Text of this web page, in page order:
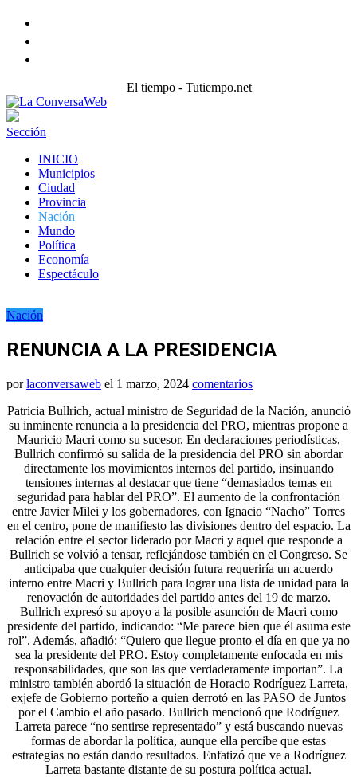
El tiempo - Tutiempo.net
Sección
INICIO
Municipios
Ciudad
Provincia
Nación
Mundo
Política
Economía
Espectáculo
Nación
RENUNCIA A LA PRESIDENCIA
porlaconversaweb el 1 marzo, 2024 comentarios
Patricia Bullrich, actual ministro de Seguridad de la Nación, anunció
su inminente renuncia a la presidencia del PRO, mientras propone a
Mauricio Macri como su sucesor. En declaraciones periodísticas,
Bullrich confirmó su salida de la presidencia del PRO sin abordar
directamente los movimientos internos del partido, insinuando
tensiones internas al destacar que tiene “demasiados temas en
seguridad para hablar del PRO”. El aumento de la confrontación
entre Javier Milei y los gobernadores, con Ignacio “Nacho” Torres
en el centro, pone de manifiesto las divisiones dentro del espacio. La
relación entre el sector liderado por Macri y aquel que responde a
Bullrich se volvió a tensar, reflejándose también en el Congreso. Se
anticipaba que cualquier decisión futura requeriría un acuerdo
interno entre Macri y Bullrich para lograr una lista de unidad para la
renovación de autoridades del partido antes del 19 de marzo.
Bullrich expresó su apoyo a la posible asunción de Macri como
presidente del partido, indicando: “Me parece bien que él asuma este
rol”. Además, añadió: “Quiero que llegue pronto el día en que ya no
sea la presidente del PRO. Estoy completamente enfocada en mis
responsabilidades, que son las que verdaderamente importan”. La
ministro también abordó la situación de Horacio Rodríguez Larreta,
exjefe de Gobierno porteño a quien derrotó en las PASO de Juntos
por el Cambio el año pasado. Bullrich mencionó que Rodríguez
Larreta parece “no sentirse representado” y está buscando nuevas
formas de abordar la política, aunque ella percibe que estas
estrategias no están dando resultados. Enfatizó que ve a Rodríguez
Larreta bastante distante de su postura política actual.